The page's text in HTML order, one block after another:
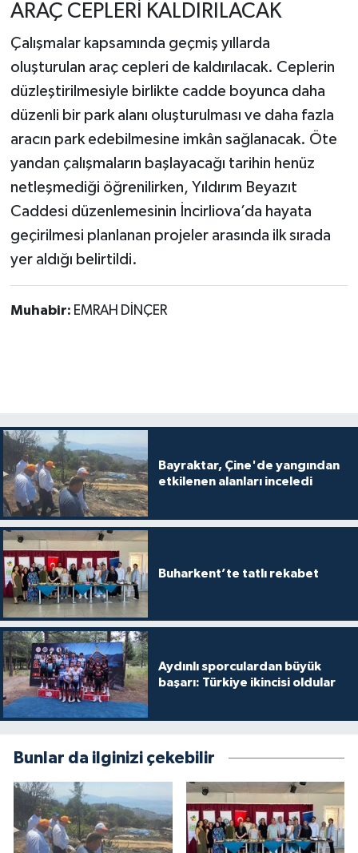
ARAÇ CEPLERİ KALDIRILACAK
Çalışmalar kapsamında geçmiş yıllarda
oluşturulan araç cepleri de kaldırılacak. Ceplerin
düzleştirilmesiyle birlikte cadde boyunca daha
düzenli bir park alanı oluşturulması ve daha fazla
aracın park edebilmesine imkân sağlanacak. Öte
yandan çalışmaların başlayacağı tarihin henüz
netleşmediği öğrenilirken, Yıldırım Beyazıt
Caddesi düzenlemesinin İncirliova’da hayata
geçirilmesi planlanan projeler arasında ilk sırada
yer aldığı belirtildi.
Muhabir: EMRAH DİNÇER
Bayraktar, Çine'de yangından
etkilenen alanları inceledi
Buharkent’te tatlı rekabet
Aydınlı sporculardan büyük
başarı: Türkiye ikincisi oldular
Bunlar da ilginizi çekebilir